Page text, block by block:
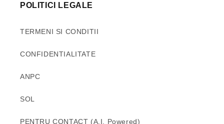
POLITICI LEGALE
TERMENI SI CONDITII
CONFIDENTIALITATE
ANPC
SOL
PENTRU CONTACT (A.I. Powered)